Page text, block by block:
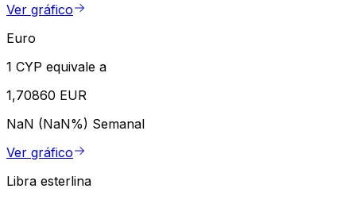
Ver gráfico
Euro
1 CYP equivale a
1,70860 EUR
NaN (NaN%) Semanal
Ver gráfico
Libra esterlina